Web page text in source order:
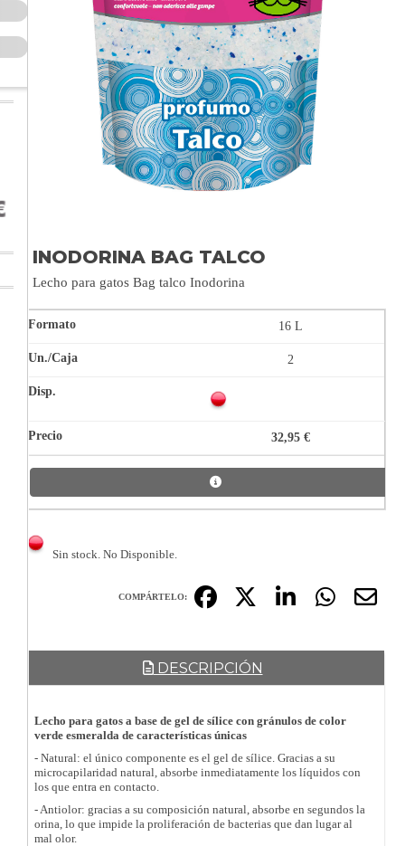
INODORINA BAG TALCO
Lecho para gatos Bag talco Inodorina
16 L
2
32,95 €
Sin stock. No Disponible.
COMPÁRTELO:
DESCRIPCIÓN
Lecho para gatos a base de gel de sílice con gránulos de color
verde esmeralda de características únicas
- Natural: el único componente es el gel de sílice. Gracias a su
microcapilaridad natural, absorbe inmediatamente los líquidos con
los que entra en contacto.
- Antiolor: gracias a su composición natural, absorbe en segundos la
orina, lo que impide la proliferación de bacterias que dan lugar al
mal olor.